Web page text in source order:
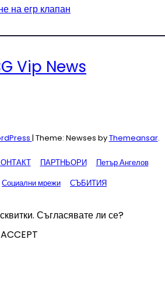
на егр клапан
| Theme: Newses byThemeansar.
ПАРТНЬОРИ
Петър Ангелов
Социални мрежи СЪБИТИЯ
Съгласявате ли се?
ACCEPT